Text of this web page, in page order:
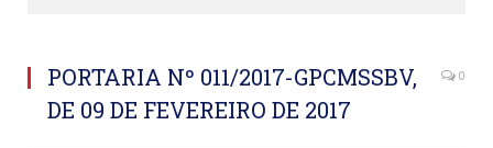
PORTARIA Nº 011/2017-GPCMSSBV,
DE 09 DE FEVEREIRO DE 2017
0